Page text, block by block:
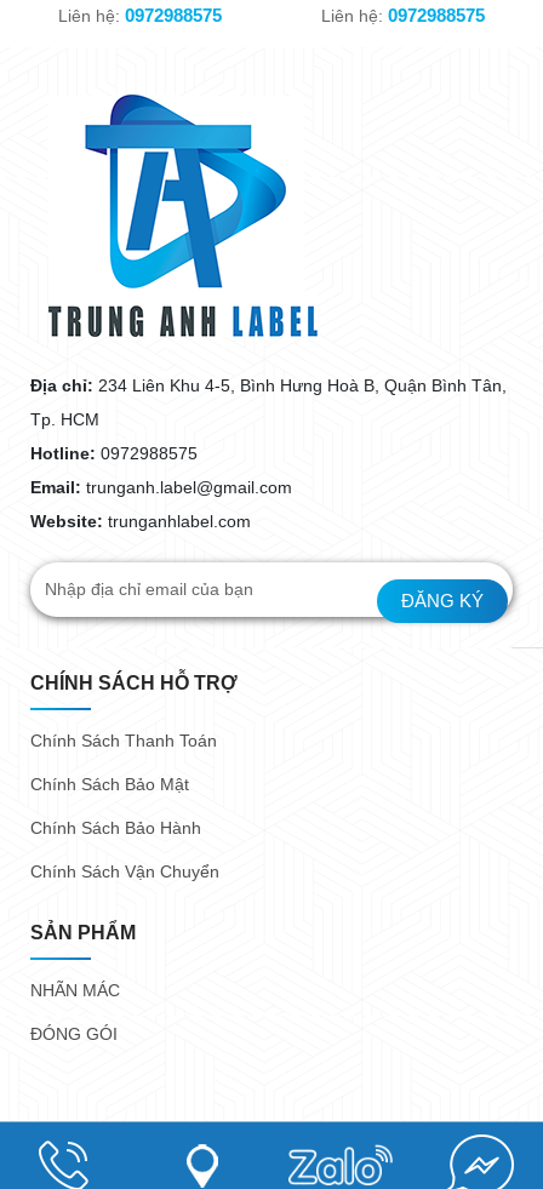
Liên hệ:0972988575 Liên hệ: 0972988575
Địa chỉ: 234 Liên Khu 4-5, Bình Hưng Hoà B, Quận Bình Tân,
Tp. HCM
Hotline: 0972988575
Email: trunganh.label@gmail.com
Website: trunganhlabel.com
CHÍNH SÁCH HỖ TRỢ
Chính Sách Thanh Toán
Chính Sách Bảo Mật
Chính Sách Bảo Hành
Chính Sách Vận Chuyển
SẢN PHẨM
NHÃN MÁC
ĐÓNG GÓI
Copyright @ 2023 Nhãn Mác Trung Anh